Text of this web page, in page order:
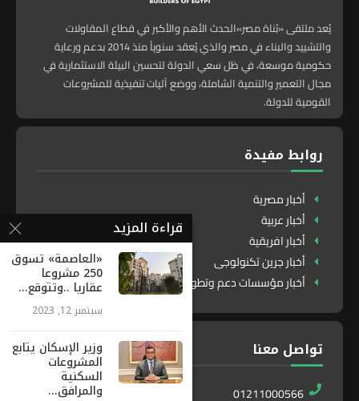
يُعد ملتقى «بُناة مصر»الحدث الأهم والأكبر في قطاع المقاولات
والتشييد والبناء في مصر والذي يُعقد سنوياً منذ 2014 بدعم ورعاية
حكومية موسعة، في ظل سعي الدولة لتحسين البيئة الاستثمارية في
مجال التعمير والتنمية الشاملة، ووضع آليات تنفيذية للمشروعات
القومية للدولة.
روابط مفيدة
أخبار مصرية
أخبار عربية
أخبار افريقية
أخبار جرين تكنولوجى
أخبار مؤسسات دعم وتطوير
تواصل معنا
01211000566
قراءة المزيد
«العاصمة» تسوق
250 مشروعا
عقاريا ..وتتوقع...
سبتمبر 12, 2023
وزير الإسكان يتابع
المشروعات
السكنية
والمرافق...